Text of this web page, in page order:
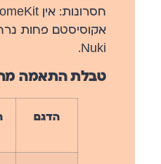
חסרונות:
Nuki.
טבלת התאמה
הדגם